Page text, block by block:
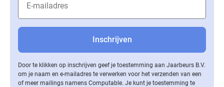
Door te klikken op inschrijven geef je toestemming aan Jaarbeurs B.V.
om je naam en e-mailadres te verwerken voor het verzenden van een
of meer mailings namens Computable. Je kunt je toestemming te